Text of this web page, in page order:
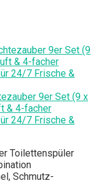
9er Set (9 x
& 4-facher
24/7 Frische &
Toilettenspüler
Schmutz-